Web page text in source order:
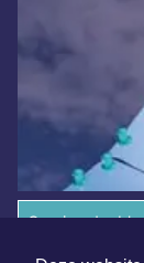
Overige